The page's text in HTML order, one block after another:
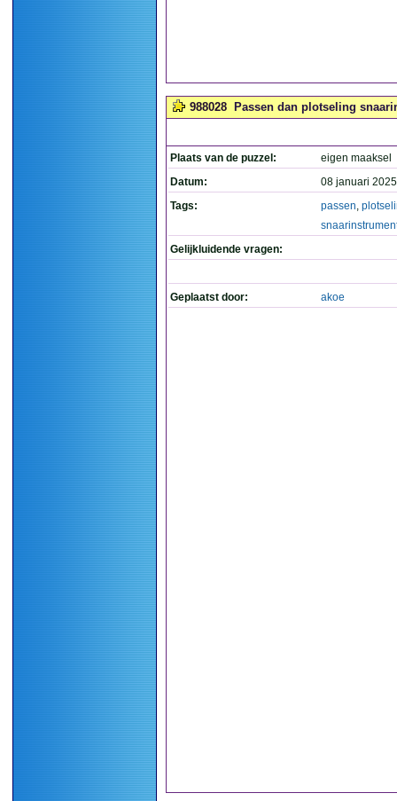
988028 Passen dan plotseling
Plaats van de puzzel:
eigen maaksel
Datum:
08 januari
Tags:
passen,
Gelijkluidende vragen:
Geplaatst door: akoe